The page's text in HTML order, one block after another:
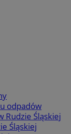
odpadów
Rudzie Śląskiej
Śląskiej